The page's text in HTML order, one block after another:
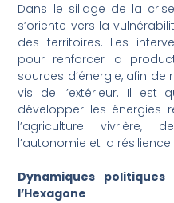
Dans le sillage de la
s’oriente vers la
des territoires. Les
pour renforcer la
sources d’énergie, afin
vis de l’extérieur. Il est
développer les énergies
l’agriculture vivrière,
l’autonomie et la
Dynamiques
l’Hexagone